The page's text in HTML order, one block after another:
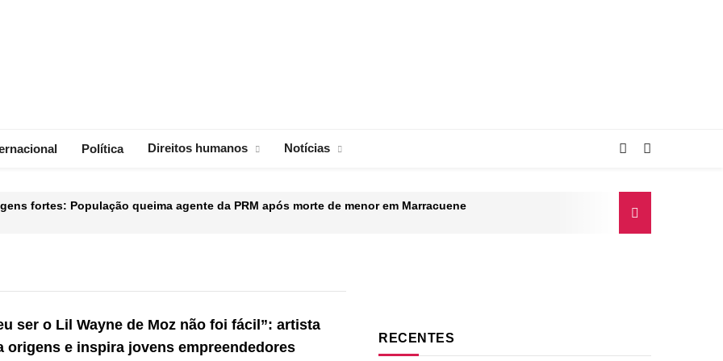
Política Direitos humanos Notícias
fortes: População queima agente da PRM após morte de menor em Marracuene
o projeto de GNL de Moçambique
de 12 novos radares de velocidade. Índia anuncia morte de dois rebeldes em confronto na Caxemira
ser o Lil Wayne de Moz não foi fácil”: artista
origens e inspira jovens empreendedores
RECENTES